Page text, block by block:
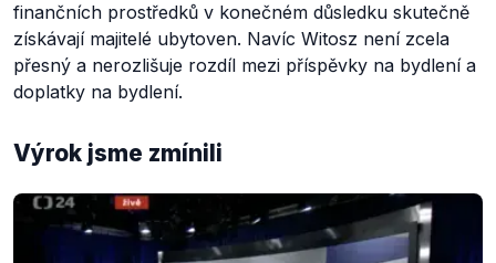
finančních prostředků v konečném důsledku skutečně
získávají majitelé ubytoven. Navíc Witosz není zcela
přesný a nerozlišuje rozdíl mezi příspěvky na bydlení a
doplatky na bydlení.
Výrok jsme zmínili